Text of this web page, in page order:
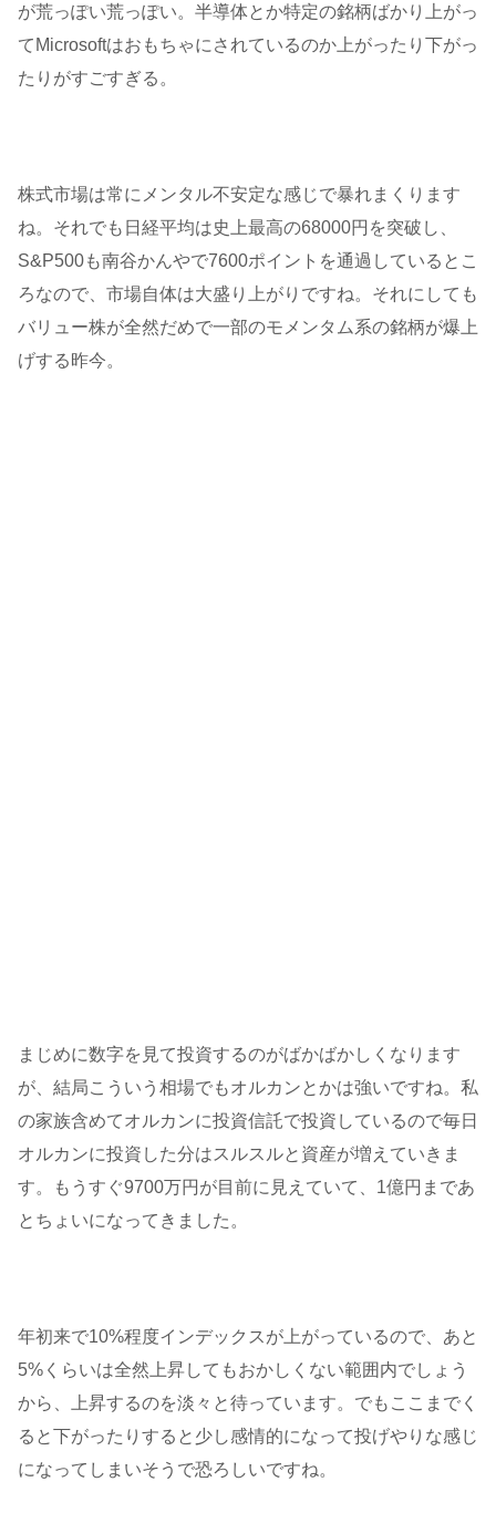
が荒っぽい荒っぽい。半導体とか特定の銘柄ばかり上がっ
てMicrosoftはおもちゃにされているのか上がったり下がっ
たりがすごすぎる。
株式市場は常にメンタル不安定な感じで暴れまくります
ね。それでも日経平均は史上最高の68000円を突破し、
S&P500も南谷かんやで7600ポイントを通過しているとこ
ろなので、市場自体は大盛り上がりですね。それにしても
バリュー株が全然だめで一部のモメンタム系の銘柄が爆上
げする昨今。
まじめに数字を見て投資するのがばかばかしくなります
が、結局こういう相場でもオルカンとかは強いですね。私
の家族含めてオルカンに投資信託で投資しているので毎日
オルカンに投資した分はスルスルと資産が増えていきま
す。もうすぐ9700万円が目前に見えていて、1億円まであ
とちょいになってきました。
年初来で10%程度インデックスが上がっているので、あと
5%くらいは全然上昇してもおかしくない範囲内でしょう
から、上昇するのを淡々と待っています。でもここまでく
ると下がったりすると少し感情的になって投げやりな感じ
になってしまいそうで恐ろしいですね。